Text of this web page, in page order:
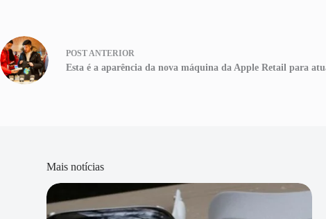
POSTANTERIOR
Esta é a aparência da nova máquina da Apple Retail para
Mais notícias